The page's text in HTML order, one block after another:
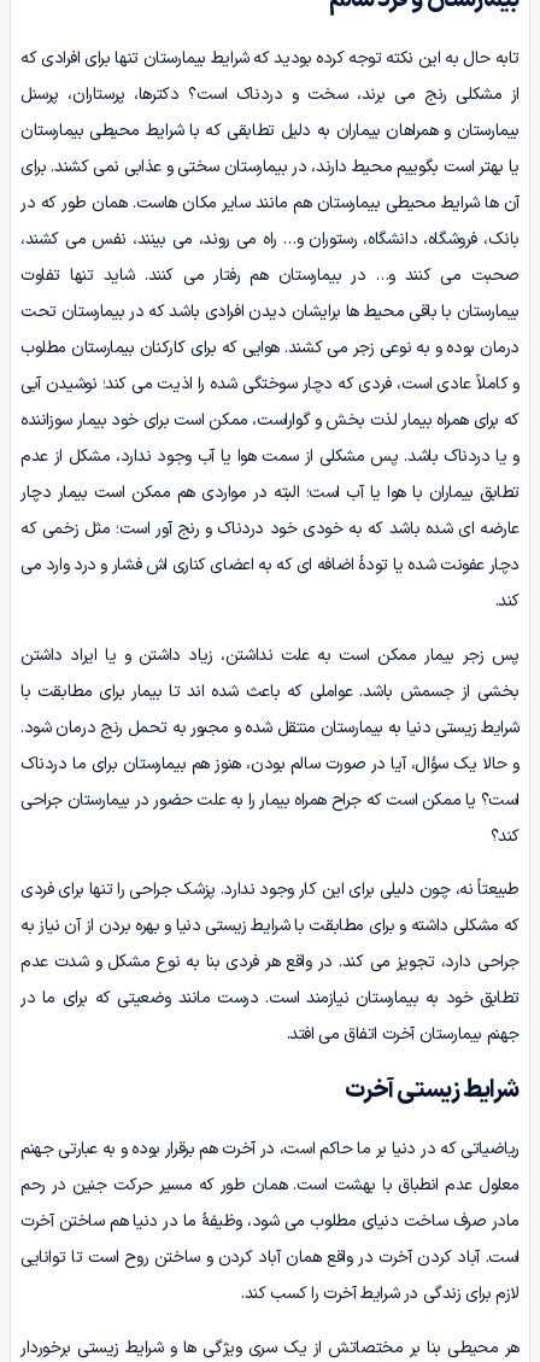
تابه‌ حال به این نکته توجه کرده بودید که شرایط بیمارستان تنها برای افرادی که
از مشکلی رنج می‌ برند، سخت و دردناک است؟ دکترها، پرستاران، پرسنل
بیمارستان و همراهان بیماران به دلیل تطابقی که با شرایط محیطی بیمارستان
یا بهتر است بگوییم محیط دارند، در بیمارستان سختی و عذابی نمی‌ کشند. برای
آن‌ ها شرایط محیطی بیمارستان هم مانند سایر مکان‌ هاست. همان‌ طور که در
بانک، فروشگاه، دانشگاه، رستوران و… راه می‌ روند، می‌ بینند، نفس می‌ کشند،
صحبت می‌ کنند و… در بیمارستان هم رفتار می‌ کنند. شاید تنها تفاوت
بیمارستان با باقی محیط‌ ها برایشان دیدن افرادی باشد که در بیمارستان تحت
درمان بوده و به نوعی زجر می‌ کشند. هوایی که برای کارکنان بیمارستان مطلوب
و کاملاً عادی است، فردی که دچار سوختگی شده را اذیت می‌ کند؛ نوشیدن آبی
که برای همراه بیمار لذت‌ بخش و گواراست، ممکن است برای خود بیمار سوزاننده
و یا دردناک باشد. پس مشکلی از سمت هوا یا آب وجود ندارد، مشکل از عدم
تطابق بیماران با هوا یا آب است؛ البته در مواردی هم ممکن است بیمار دچار
عارضه‌ ای شده باشد که به خودی خود دردناک و رنج‌ آور است؛ مثل زخمی که
دچار عفونت شده یا تودۀ اضافه‌ ای که به اعضای کناری اش فشار و درد وارد می‌
کند.
پس زجر بیمار ممکن است به علت نداشتن، زیاد داشتن و یا ایراد داشتن
بخشی از جسمش باشد. عواملی که باعث شده‌ اند تا بیمار برای مطابقت با
شرایط زیستی دنیا به بیمارستان منتقل شده و مجبور به تحمل رنج درمان شود.
و حالا یک سؤال، آیا در صورت سالم بودن، هنوز هم بیمارستان برای ما دردناک
است؟ یا ممکن است که جراح همراه بیمار را به علت حضور در بیمارستان جراحی
کند؟
طبیعتاً نه، چون دلیلی برای این کار وجود ندارد. پزشک جراحی را تنها برای فردی
که مشکلی داشته و برای مطابقت با شرایط زیستی دنیا و بهره بردن از آن نیاز به
جراحی دارد، تجویز می‌ کند. در واقع هر فردی بنا به نوع مشکل و شدت عدم
تطابق خود به بیمارستان نیازمند است. درست مانند وضعیتی که برای ما در
جهنم بیمارستان آخرت اتفاق می‌ افتد.
شرایط زیستی آخرت
ریاضیاتی که در دنیا بر ما حاکم است، در آخرت هم برقرار بوده و به عبارتی جهنم
معلول عدم انطباق با بهشت است. همان طور که مسیر حرکت جنین در رحم
مادر صرف ساخت دنیای مطلوب می ­شود، وظیفۀ ما در دنیا هم ساختن آخرت
است. آباد کردن آخرت در واقع همان آباد کردن و ساختن روح است تا توانایی
لازم برای زندگی در شرایط آخرت را کسب کند.
هر محیطی بنا بر مختصاتش از یک سری ویژگی‌ ها و شرایط زیستی برخوردار